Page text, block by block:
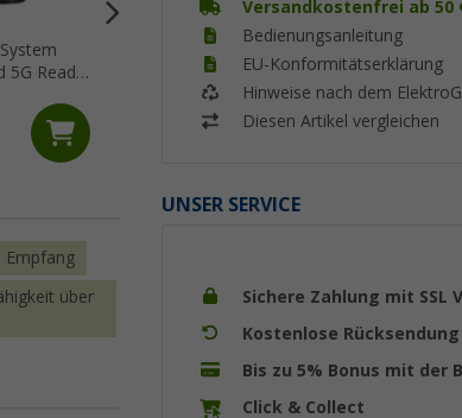
Versandkostenfrei ab 50
Bedienungsanleitung
EU-Konformitätserklärung
Hinweise nach dem ElektroG
Diesen Artikel vergleichen
UNSER SERVICE
Sichere Zahlung mit SSL
Kostenlose Rücksendung
Bis zu 5% Bonus mit der
Click & Collect
5G Ready
Blaupunkt DAB-S-22a
Fahrzeug DAB+ aktiver
Antennen Adapter
(1)
Maxview
MIMO 4G/
179,- €
Empfang
über